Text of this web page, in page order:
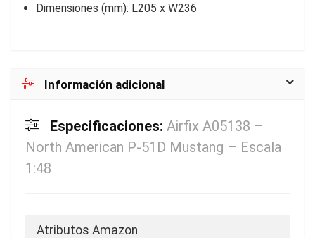
Dimensiones (mm): L205 x W236
Información adicional
Especificaciones: Airfix A05138 –
North American P-51D Mustang – Escala
1:48
Atributos Amazon